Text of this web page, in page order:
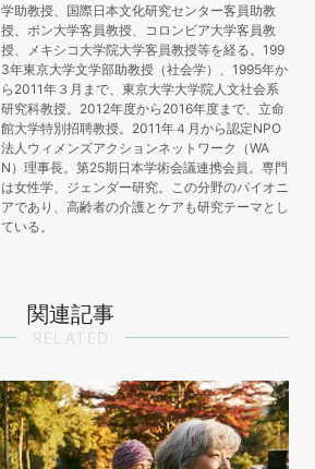
学助教授、国際日本文化研究センター客員助教
授、ボン大学客員教授、コロンビア大学客員教
授、メキシコ大学院大学客員教授等を経る。199
3年東京大学文学部助教授（社会学）、1995年か
ら2011年３月まで、東京大学大学院人文社会系
研究科教授。2012年度から2016年度まで、立命
館大学特別招聘教授。2011年４月から認定NPO
法人ウィメンズアクションネットワーク（WA
N）理事長。第25期日本学術会議連携会員。専門
は女性学、ジェンダー研究。この分野のパイオニ
アであり、高齢者の介護とケアも研究テーマとし
ている。
関連記事
RELATED